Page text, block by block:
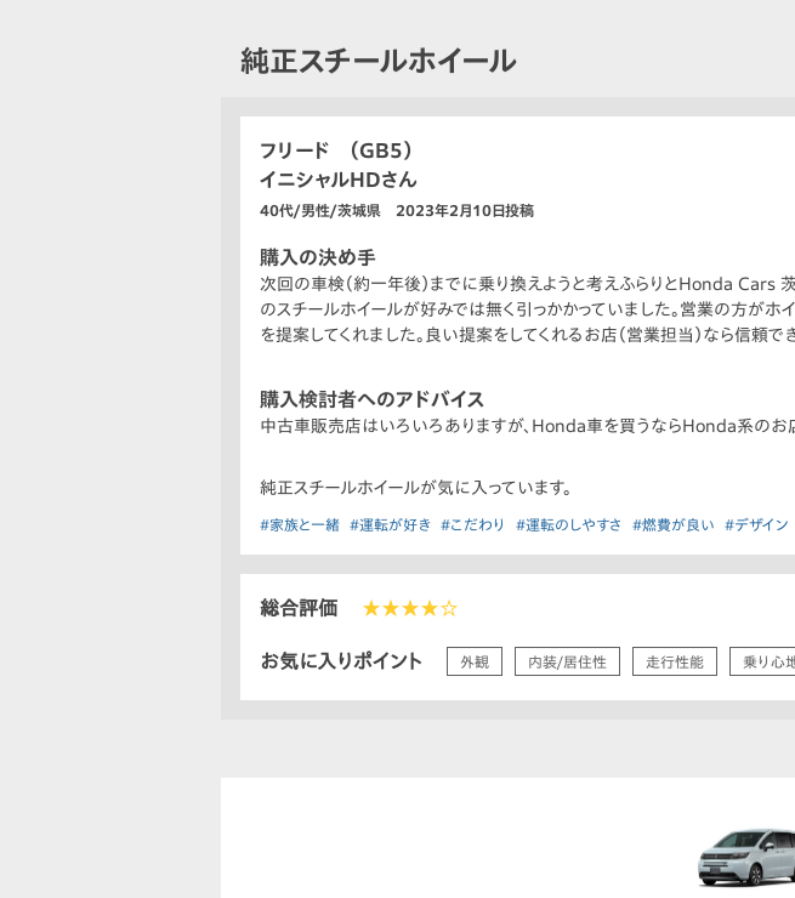
純正スチールホイール
フリード （GB5）
イニシャルHDさん
40代/男性/茨城県 2023年2月10日投稿
購入の決め手
次回の車検（約一年後）までに乗り換えようと考えふらりとHonda Cars
のスチールホイールが好みでは無く引っかかっていました。営業の方が
を提案してくれました。良い提案をしてくれるお店（営業担当）なら信頼
購入検討者へのアドバイス
中古車販売店はいろいろありますが、Honda車を買うならHonda系のお
純正スチールホイールが気に入っています。
#家族と一緒 #運転が好き #こだわり #運転のしやすさ #燃費が良い #デザイン
総合評価 ★★★★☆
お気に入りポイント 外観 内装/居住性 走行性能 乗り心